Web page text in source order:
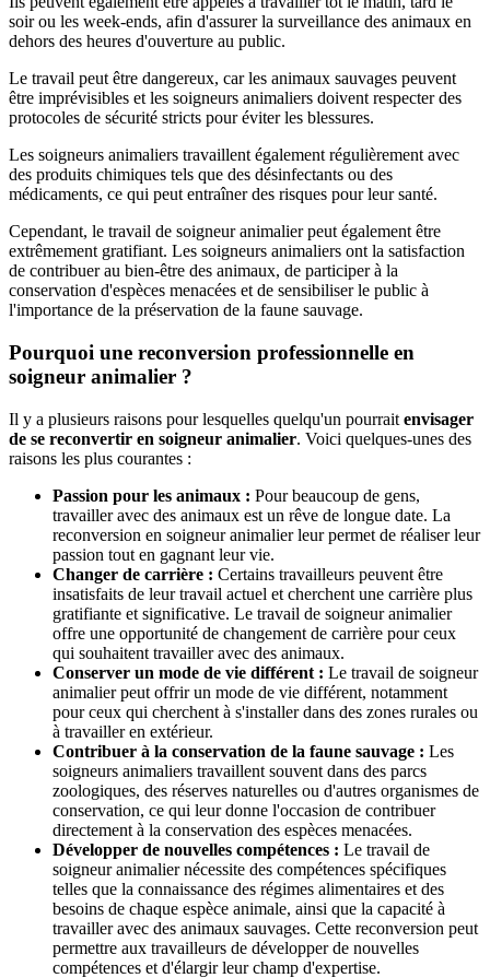
soir ou les week-ends, afin d'assurer la surveillance des animaux en
dehors des heures d'ouverture au public.
Le travail peut être dangereux, car les animaux sauvages peuvent
être imprévisibles et les soigneurs animaliers doivent respecter des
protocoles de sécurité stricts pour éviter les blessures.
Les soigneurs animaliers travaillent également régulièrement avec
des produits chimiques tels que des désinfectants ou des
médicaments, ce qui peut entraîner des risques pour leur santé.
Cependant, le travail de soigneur animalier peut également être
extrêmement gratifiant. Les soigneurs animaliers ont la satisfaction
de contribuer au bien-être des animaux, de participer à la
conservation d'espèces menacées et de sensibiliser le public à
l'importance de la préservation de la faune sauvage.
Pourquoi une reconversion professionnelle en
soigneur animalier ?
Il y a plusieurs raisons pour lesquelles quelqu'un pourrait envisager
de se reconvertir en soigneur animalier. Voici quelques-unes des
raisons les plus courantes :
Passion pour les animaux : Pour beaucoup de gens,
travailler avec des animaux est un rêve de longue date. La
reconversion en soigneur animalier leur permet de réaliser leur
passion tout en gagnant leur vie.
Changer de carrière : Certains travailleurs peuvent être
insatisfaits de leur travail actuel et cherchent une carrière plus
gratifiante et significative. Le travail de soigneur animalier
offre une opportunité de changement de carrière pour ceux
qui souhaitent travailler avec des animaux.
Conserver un mode de vie différent : Le travail de soigneur
animalier peut offrir un mode de vie différent, notamment
pour ceux qui cherchent à s'installer dans des zones rurales ou
à travailler en extérieur.
Contribuer à la conservation de la faune sauvage : Les
soigneurs animaliers travaillent souvent dans des parcs
zoologiques, des réserves naturelles ou d'autres organismes de
conservation, ce qui leur donne l'occasion de contribuer
directement à la conservation des espèces menacées.
Développer de nouvelles compétences : Le travail de
soigneur animalier nécessite des compétences spécifiques
telles que la connaissance des régimes alimentaires et des
besoins de chaque espèce animale, ainsi que la capacité à
travailler avec des animaux sauvages. Cette reconversion peut
permettre aux travailleurs de développer de nouvelles
compétences et d'élargir leur champ d'expertise.